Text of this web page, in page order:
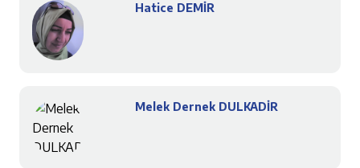
Hatice DEMİR
Melek Dernek DULKADİR